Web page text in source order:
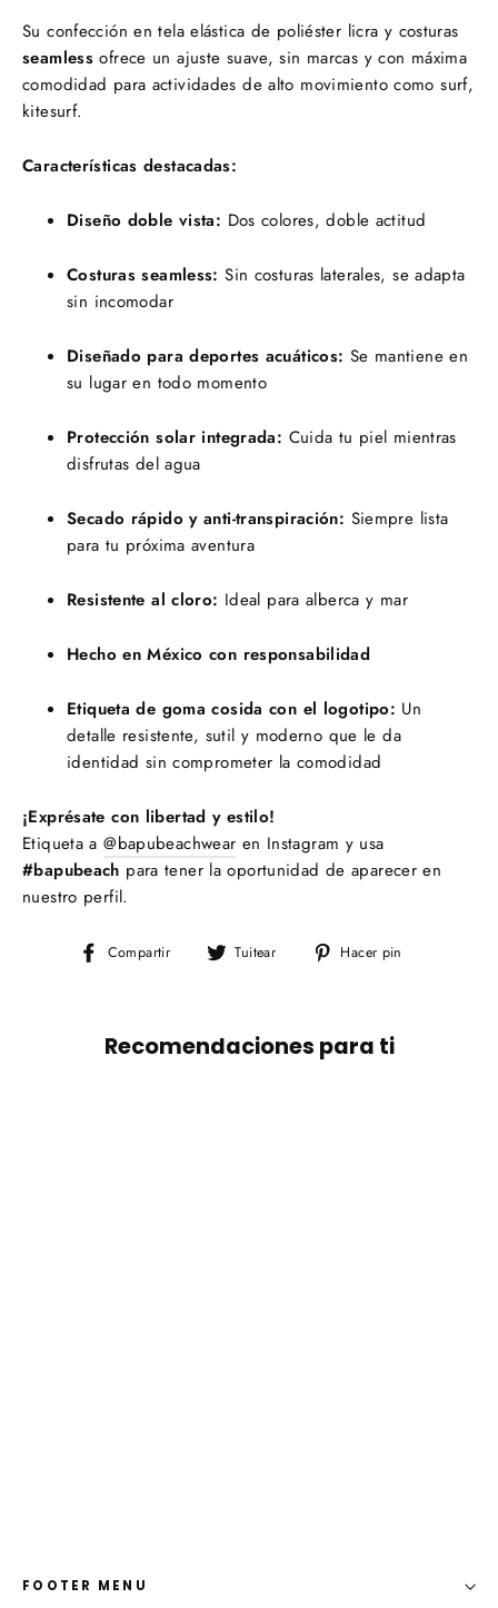
Su confección en tela elástica de poliéster licra y costuras
seamless ofrece un ajuste suave, sin marcas y con máxima
comodidad para actividades de alto movimiento como surf,
kitesurf.
Características destacadas:
Diseño doble vista: Dos colores, doble actitud
Costuras seamless: Sin costuras laterales, se adapta
sin incomodar
Diseñado para deportes acuáticos: Se mantiene en
su lugar en todo momento
Protección solar integrada: Cuida tu piel mientras
disfrutas del agua
Secado rápido y anti-transpiración: Siempre lista
para tu próxima aventura
Resistente al cloro: Ideal para alberca y mar
Hecho en México con responsabilidad
Etiqueta de goma cosida con el logotipo: Un
detalle resistente, sutil y moderno que le da
identidad sin comprometer la comodidad
¡Exprésate con libertad y estilo!
Etiqueta a@bapubeachwear en Instagram y usa
#bapubeach para tener la oportunidad de aparecer en
nuestro perfil.
Compartir
Compartir
Tuitear
Tuitear Hacer pin
Recomendaciones para ti
FOOTER MENU